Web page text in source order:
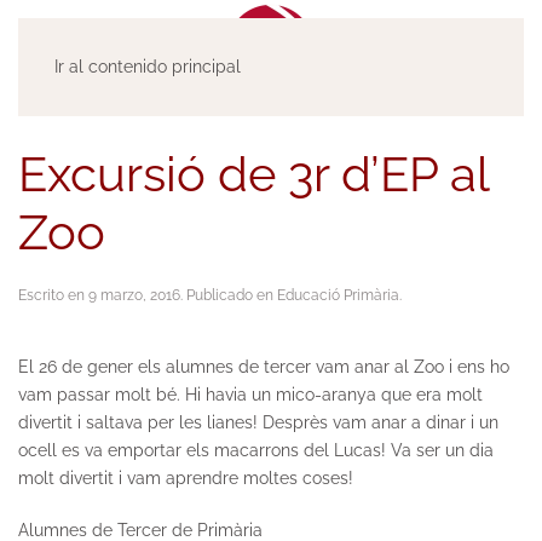
Ir al contenido principal
Excursió de 3r d’EP al
Zoo
Escrito en 9 marzo, 2016. Publicado en Educació Primària.
El 26 de gener els alumnes de tercer vam anar al Zoo i ens ho
vam passar molt bé. Hi havia un mico-aranya que era molt
divertit i saltava per les lianes! Desprès vam anar a dinar i un
ocell es va emportar els macarrons del Lucas! Va ser un dia
molt divertit i vam aprendre moltes coses!
Alumnes de Tercer de Primària